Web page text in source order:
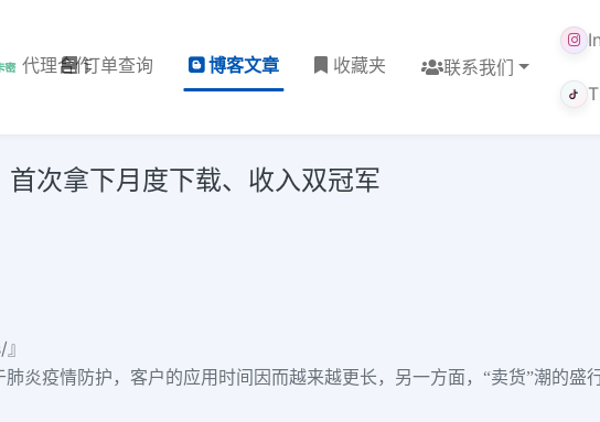
代理合作订单查询 博客文章 收藏夹 联系我们
次拿下月度下载、收入双冠军
炎疫情防护，客户的应用时间因而越来越更长，另一方面，“卖货”潮的盛